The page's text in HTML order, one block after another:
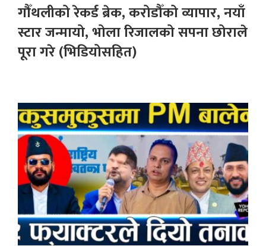
गौँथलीको रेकर्ड ब्रेक, करोडौँको व्यापार, नयाँ
स्टार जन्मायो, भोला रिजालको सपना छोराले
पूरा गरे (भिडियोसहित)